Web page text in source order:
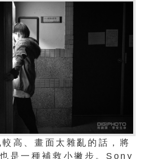
高、畫面太雜亂的話，將
是一種補救小撇步。Sony